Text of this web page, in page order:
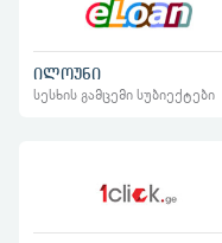
ილოუნი
სესხის გამცემი სუბიექტები